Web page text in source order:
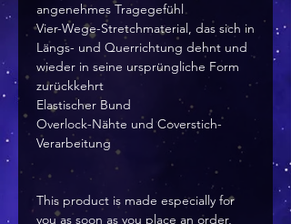
angenehmes Tragegefühl
Vier-Wege-Stretchmaterial, das sich in
Längs- und Querrichtung dehnt und
wieder in seine ursprüngliche Form
zurückkehrt
Elastischer Bund
Overlock-Nähte und Coverstich-
Verarbeitung
This product is made especially for
you as soon as you place an order,